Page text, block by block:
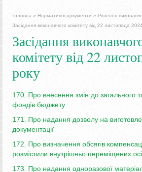
Головна » Нормативні документи » Рішення
Засідання виконавчого комітету від 22 листопада
Засідання
комітету від 22
року
170. Про внесення змін до загального
фондів бюджету
171. Про надання дозволу на
документації
172. Про визначення обсягів
розмістили внутрішньо переміщених
173. Про надання одноразової